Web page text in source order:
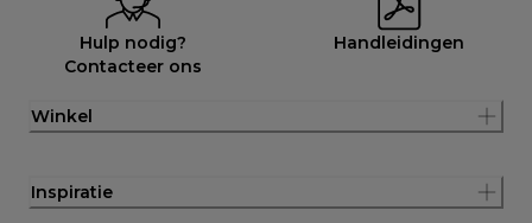
Hulp nodig?
Contacteer ons
Handleidingen
Winkel
Inspiratie